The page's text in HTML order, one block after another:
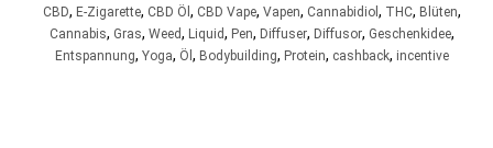
CBD, E-Zigarette, CBD Öl , CBD Vape, Vapen, Cannabidiol , THC, Blüten,
Cannabis, Gras, Weed, Liquid, Pen, Diffuser, Diffusor, Geschenkidee,
Entspannung, Yoga, Öl , Bodybuilding, Protein, cashback, incentive